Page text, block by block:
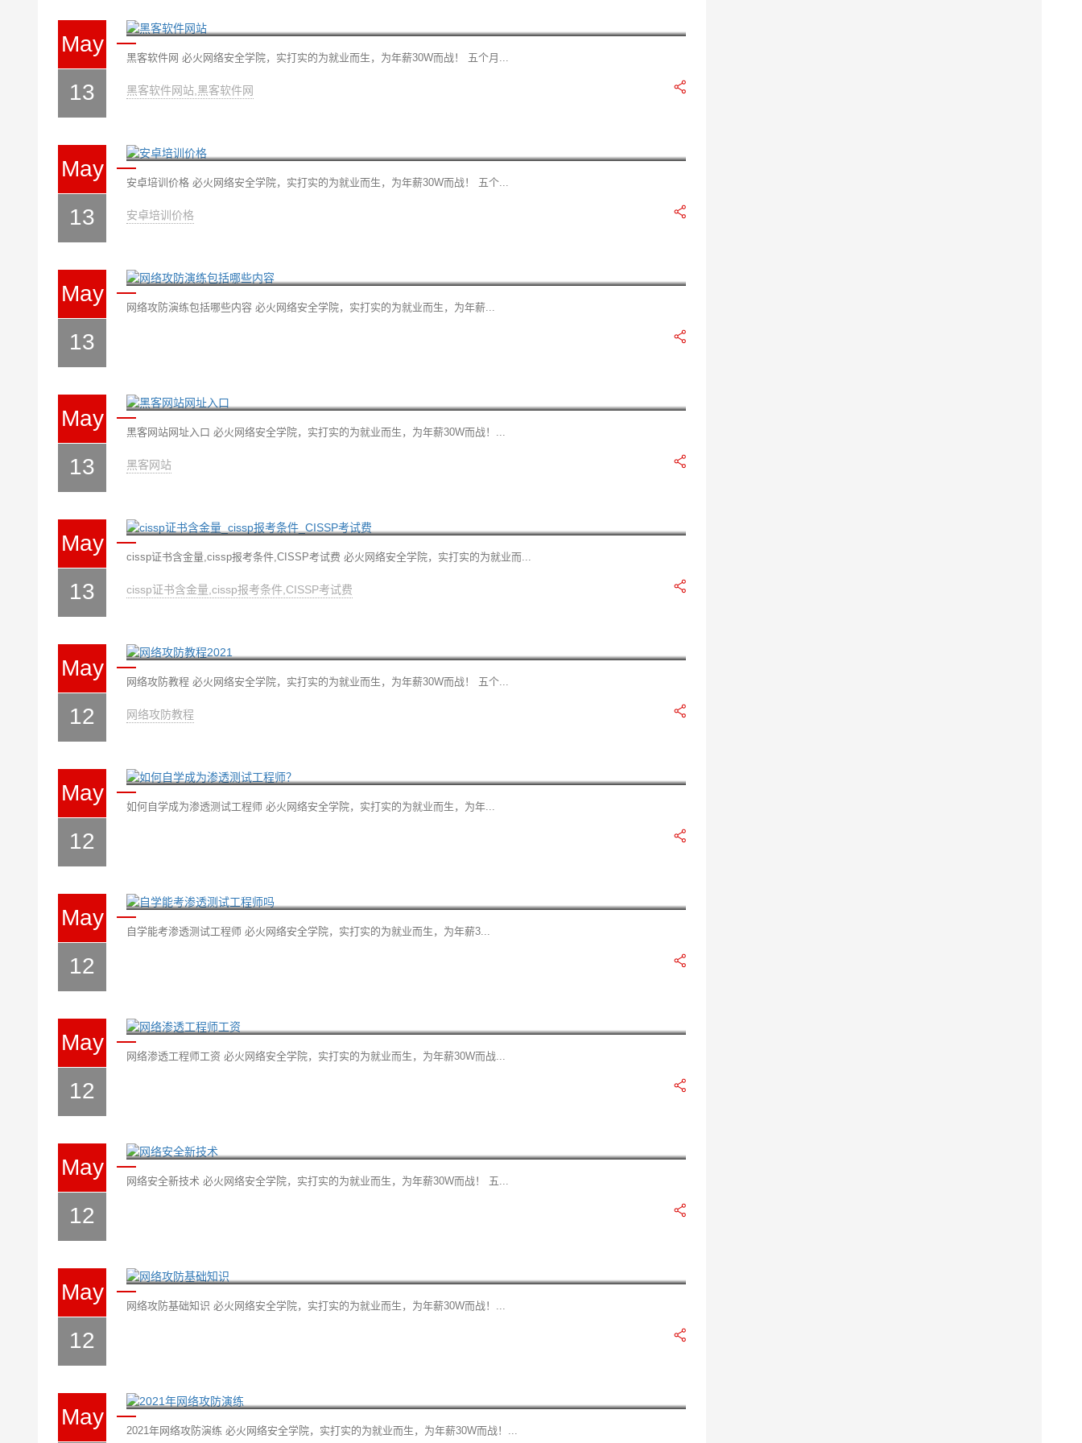
May
13
黑客软件网 必火网络安全学院，实打实的为就业而生，为年薪30W而战！ 五个月...
黑客软件网站,黑客软件网
May
13
安卓培训价格 必火网络安全学院，实打实的为就业而生，为年薪30W而战！ 五个...
安卓培训价格
May
13
网络攻防演练包括哪些内容 必火网络安全学院，实打实的为就业而生，为年薪...
May
13
黑客网站网址入口 必火网络安全学院，实打实的为就业而生，为年薪30W而战！...
黑客网站
May
13
cissp证书含金量,cissp报考条件,CISSP考试费 必火网络安全学院，实打实的为就业而...
cissp证书含金量,cissp报考条件,CISSP考试费
May
12
网络攻防教程 必火网络安全学院，实打实的为就业而生，为年薪30W而战！ 五个...
网络攻防教程
May
12
如何自学成为渗透测试工程师 必火网络安全学院，实打实的为就业而生，为年...
May
12
自学能考渗透测试工程师 必火网络安全学院，实打实的为就业而生，为年薪3...
May
12
网络渗透工程师工资 必火网络安全学院，实打实的为就业而生，为年薪30W而战...
May
12
网络安全新技术 必火网络安全学院，实打实的为就业而生，为年薪30W而战！ 五...
May
12
网络攻防基础知识 必火网络安全学院，实打实的为就业而生，为年薪30W而战！...
May
2021年网络攻防演练 必火网络安全学院，实打实的为就业而生，为年薪30W而战！...